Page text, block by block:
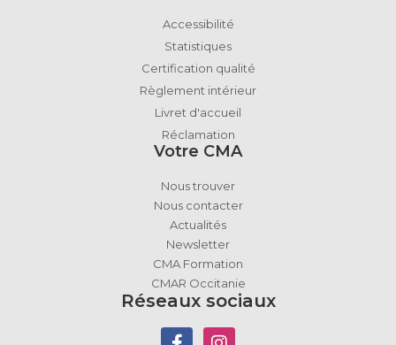
Accessibilité
Statistiques
Certification qualité
Règlement intérieur
Livret d'accueil
Réclamation
Votre CMA
Nous trouver
Nous contacter
Actualités
Newsletter
CMA Formation
CMAR Occitanie
Réseaux sociaux